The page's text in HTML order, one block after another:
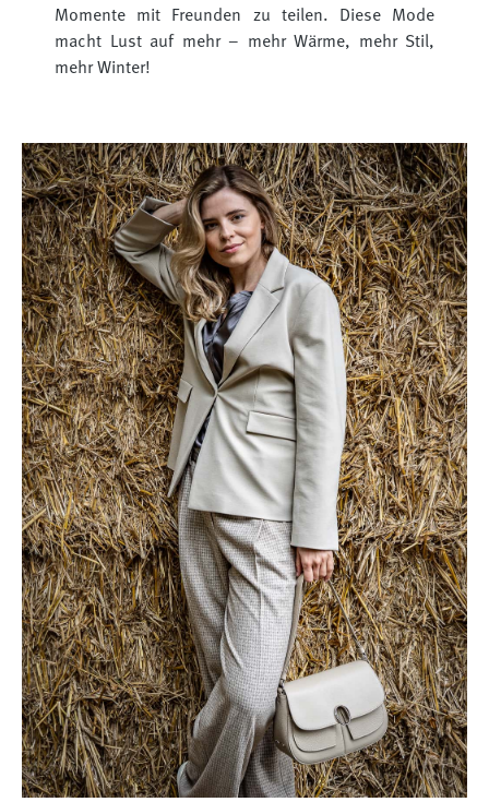
Momente mit Freunden zu teilen. Diese Mode
macht Lust auf mehr – mehr Wärme, mehr Stil,
mehr Winter!